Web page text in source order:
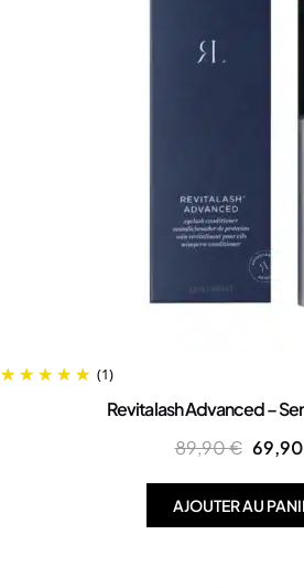
(1)
Revitalash Advanced –
89,90€ 69,90
AJOUTER AU